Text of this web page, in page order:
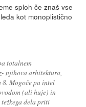
sploh če znaš vse
kot monoplistično
totalnem
njihova arhitektura,
8. Mogoče pa intel
(ali huje) in
dela priti